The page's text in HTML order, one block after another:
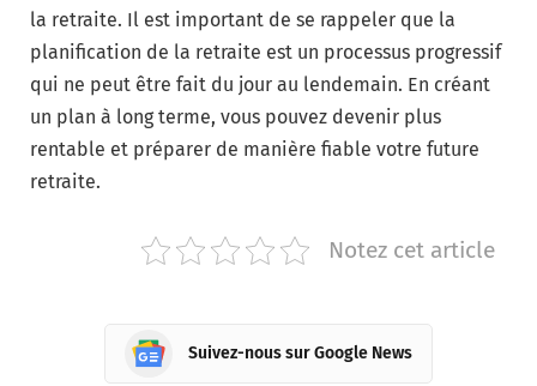
la retraite. Il est important de se rappeler que la
planification de la retraite est un processus progressif
qui ne peut être fait du jour au lendemain. En créant
un plan à long terme, vous pouvez devenir plus
rentable et préparer de manière fiable votre future
retraite.
Notez cet article
Suivez-nous sur Google News